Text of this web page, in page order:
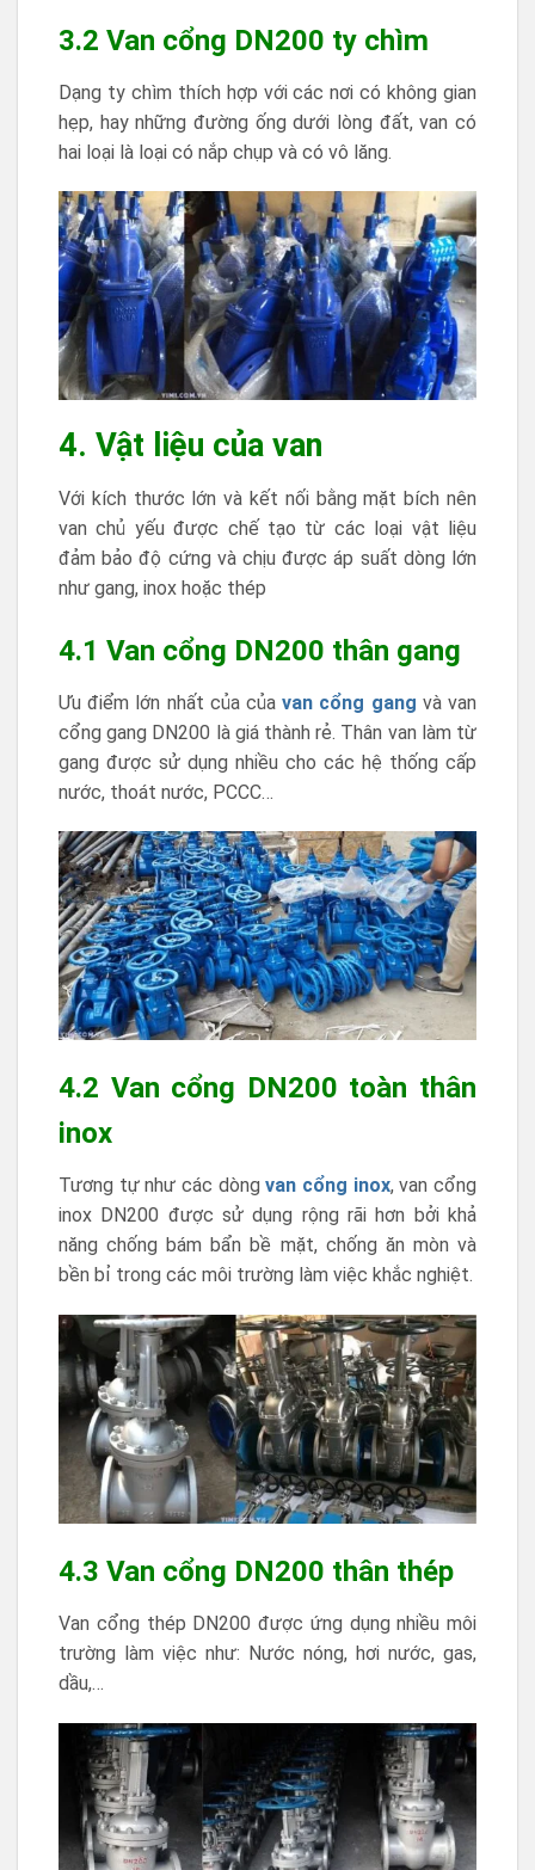
3.2 Van cổng DN200 ty chìm
Dạng ty chìm thích hợp với các nơi có không gian
hẹp, hay những đường ống dưới lòng đất, van có
hai loại là loại có nắp chụp và có vô lăng.
4. Vật liệu của van
Với kích thước lớn và kết nối bằng mặt bích nên
van chủ yếu được chế tạo từ các loại vật liệu
đảm bảo độ cứng và chịu được áp suất dòng lớn
như gang, inox hoặc thép
4.1 Van cổng DN200 thân gang
Ưu điểm lớn nhất của củavan cổng gang và van
cổng gang DN200 là giá thành rẻ. Thân van làm từ
gang được sử dụng nhiều cho các hệ thống cấp
nước, thoát nước, PCCC…
4.2 Van cổng DN200 toàn thân
inox
Tương tự như các dòngvan cổng inox, van cổng
inox DN200 được sử dụng rộng rãi hơn bởi khả
năng chống bám bẩn bề mặt, chống ăn mòn và
bền bỉ trong các môi trường làm việc khắc nghiệt.
4.3 Van cổng DN200 thân thép
Van cổng thép DN200 được ứng dụng nhiều môi
trường làm việc như: Nước nóng, hơi nước, gas,
dầu,…